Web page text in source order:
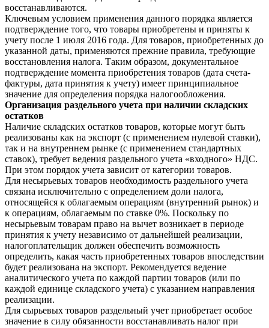
восстанавливаются.
Ключевым условием применения данного порядка является
подтверждение того, что товары приобретены и приняты к
учету после 1 июля 2016 года. Для товаров, приобретенных до
указанной даты, применяются прежние правила, требующие
восстановления налога. Таким образом, документальное
подтверждение момента приобретения товаров (дата счета-
фактуры, дата принятия к учету) имеет принципиальное
значение для определения порядка налогообложения.
Организация раздельного учета при наличии складских
остатков
Наличие складских остатков товаров, которые могут быть
реализованы как на экспорт (с применением нулевой ставки),
так и на внутреннем рынке (с применением стандартных
ставок), требует ведения раздельного учета «входного» НДС.
При этом порядок учета зависит от категории товаров.
Для несырьевых товаров необходимость раздельного учета
связана исключительно с определением доли налога,
относящейся к облагаемым операциям (внутренний рынок) и
к операциям, облагаемым по ставке 0%. Поскольку по
несырьевым товарам право на вычет возникает в периоде
принятия к учету независимо от дальнейшей реализации,
налогоплательщик должен обеспечить возможность
определить, какая часть приобретенных товаров впоследствии
будет реализована на экспорт. Рекомендуется ведение
аналитического учета по каждой партии товаров (или по
каждой единице складского учета) с указанием направления
реализации.
Для сырьевых товаров раздельный учет приобретает особое
значение в силу обязанности восстанавливать налог при